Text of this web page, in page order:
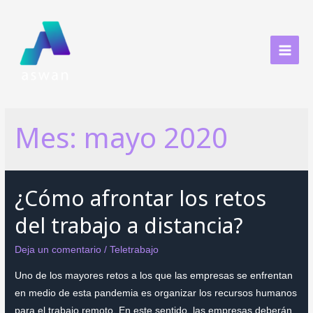
contenido
Mes: mayo 2020
¿Cómo afrontar los retos
del trabajo a distancia?
Deja un comentario /Teletrabajo
Uno de los mayores retos a los que las empresas se enfrentan
en medio de esta pandemia es organizar los recursos humanos
para el trabajo remoto. En este sentido, las empresas deberán